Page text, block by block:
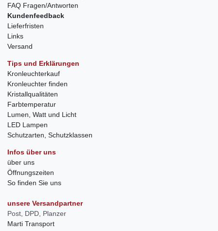
FAQ Fragen/Antworten
Kundenfeedback
Lieferfristen
Links
Versand
Tips und Erklärungen
Kronleuchterkauf
Kronleuchter finden
Kristallqualitäten
Farbtemperatur
Lumen, Watt und Licht
LED Lampen
Schutzarten, Schutzklassen
Infos über uns
über uns
Öffnungszeiten
So finden Sie uns
unsere Versandpartner
Post, DPD, Planzer
Marti Transport